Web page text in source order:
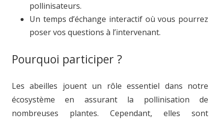
pollinisateurs.
Un temps d’échange interactif où vous pourrez
poser vos questions à l’intervenant.
Pourquoi participer ?
Les abeilles jouent un rôle essentiel dans notre
écosystème en assurant la pollinisation de
nombreuses plantes. Cependant, elles sont